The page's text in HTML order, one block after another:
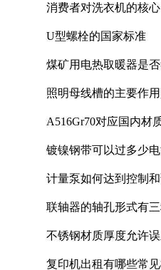
消费者对洗衣机的核
U型螺栓的国家标准
煤矿用电热取暖器是
照明母线槽的主要作
A516Gr70对应国内材
镀镍钢带可以过多少
计量泵如何达到控制
联轴器的轴孔形式有
不锈钢材质厚度允许
复印机出租有哪些常